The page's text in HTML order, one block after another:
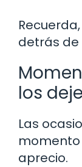
detrás
los
Las
aprecio.